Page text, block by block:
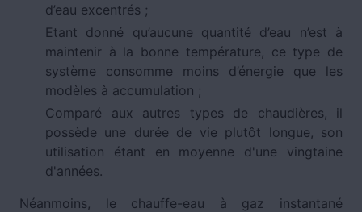
d’eau excentrés ;
Etant donné qu’aucune quantité d’eau n’est à
maintenir à la bonne température, ce type de
système consomme moins d’énergie que les
modèles à accumulation ;
Comparé aux autres types de chaudières, il
possède une durée de vie plutôt longue, son
utilisation étant en moyenne d'une vingtaine
d'années.
Néanmoins, le chauffe-eau à gaz instantané